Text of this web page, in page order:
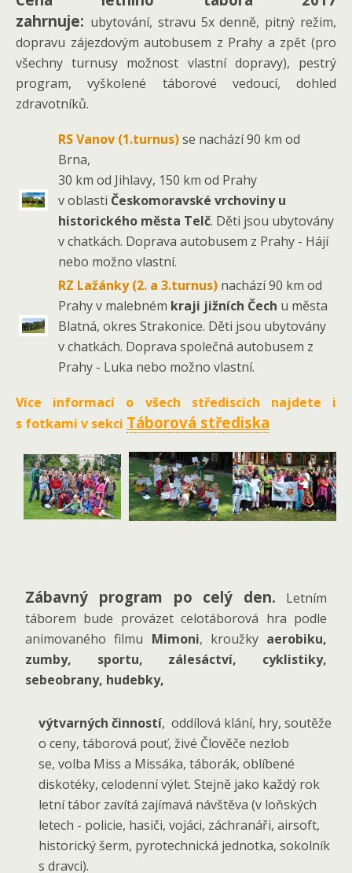
zahrnuje: ubytování, stravu 5x denně, pitný režim,
dopravu zájezdovým autobusem z Prahy a zpět (pro
všechny turnusy možnost vlastní dopravy), pestrý
program, vyškolené táborové vedoucí, dohled
zdravotníků.
RS Vanov (1.turnus)se nachází 90 km od
Brna,
30 km od Jihlavy, 150 km od Prahy
v oblasti Českomoravské vrchoviny u
historického města Telč. Děti jsou ubytovány
v chatkách. Doprava autobusem z Prahy - Hájí
nebo možno vlastní.
RZ Lažánky (2. a 3.turnus) nachází 90 km od
Prahy v malebném kraji jižních Čech u města
Blatná, okres Strakonice. Děti jsou ubytovány
v chatkách. Doprava společná autobusem z
Prahy - Luka nebo možno vlastní.
Více informací o všech střediscích najdete i
s fotkami v sekci Táborová střediska
Zábavný program po celý den. Letním
táborem bude provázet celotáborová hra podle
animovaného filmu Mimoni, kroužky aerobiku,
zumby, sportu, zálesáctví, cyklistiky,
sebeobrany, hudebky,
výtvarných činností, oddílová klání, hry, soutěže
o ceny, táborová pouť, živé Člověče nezlob
se, volba Miss a Missáka, táborák, oblíbené
diskotéky, celodenní výlet. Stejně jako každý rok
letní tábor zavítá zajímavá návštěva (v loňských
letech - policie, hasiči, vojáci, záchranáři, airsoft,
historický šerm, pyrotechnická jednotka, sokolník
s dravci).